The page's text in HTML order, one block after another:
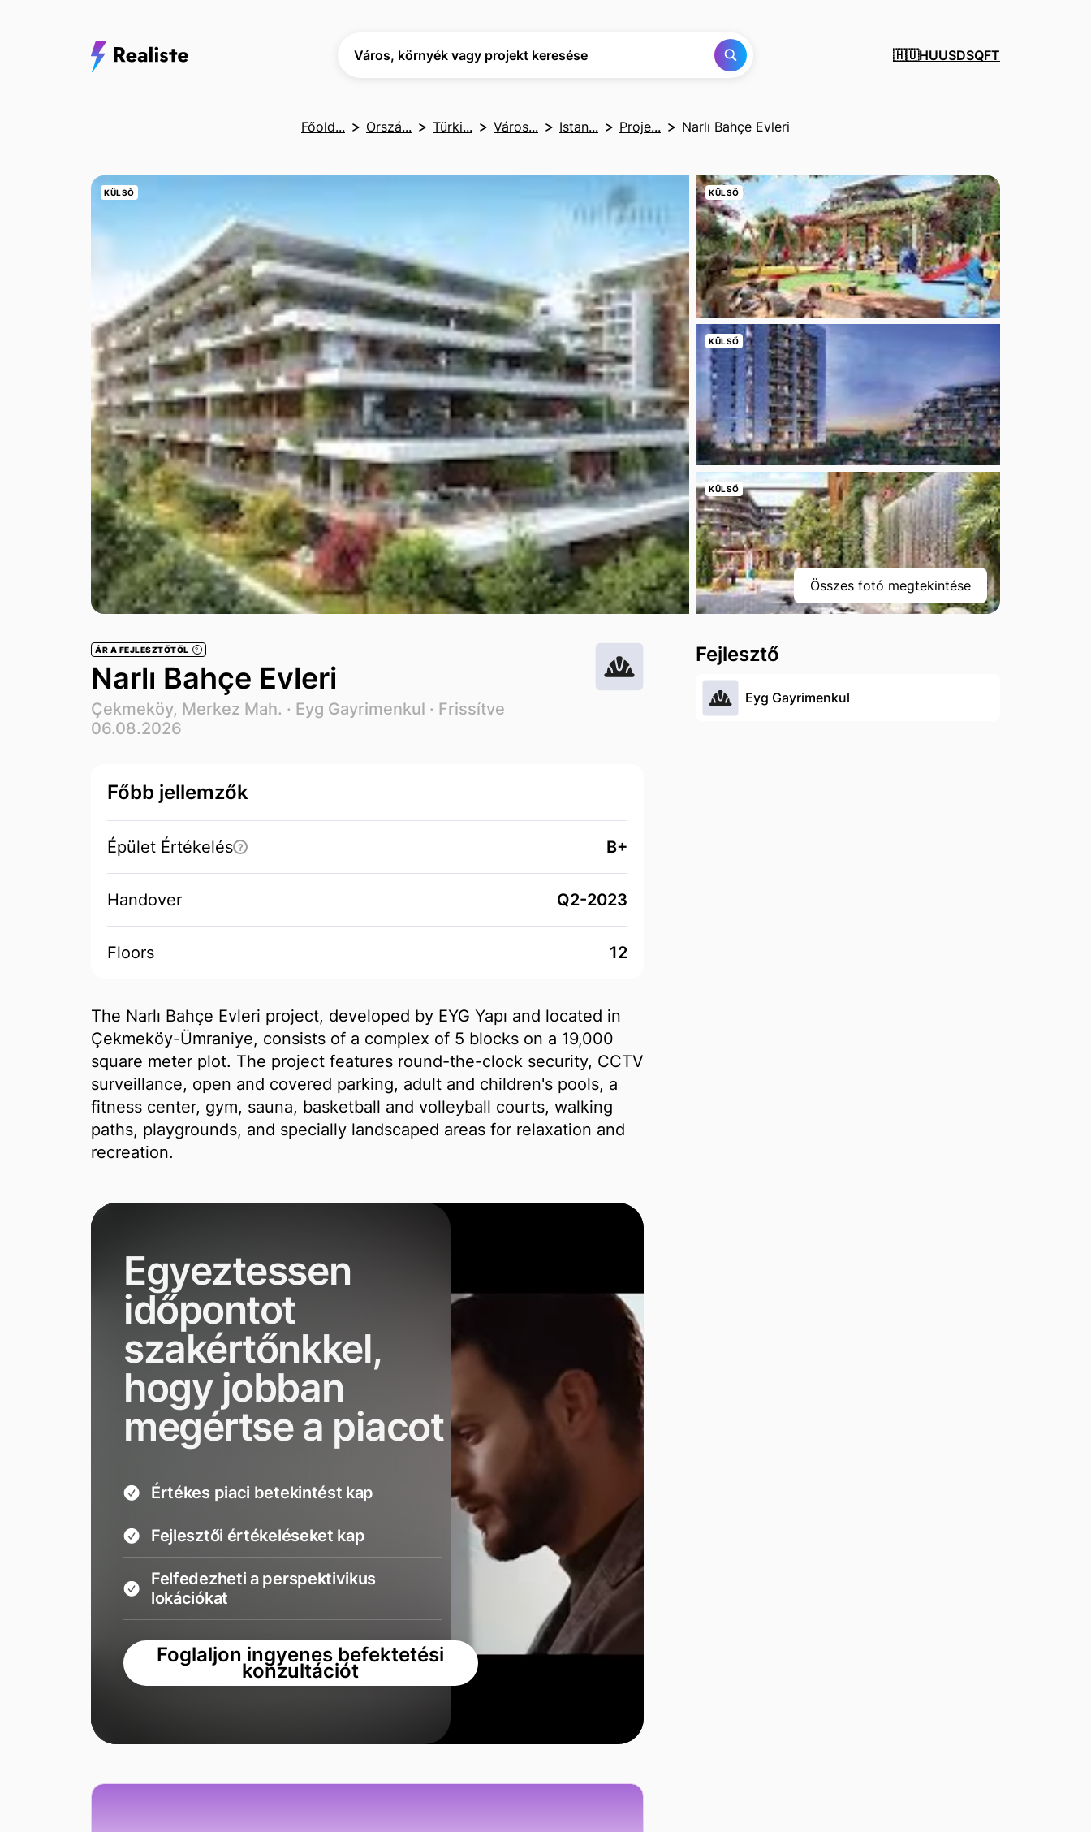
Város, környék vagy projekt keresése
🇭🇺HUUSDSQFT
Főold... Orszá... Türki... Város... Istan... Proje... Narlı Bahçe Evleri
KÜLSŐ KÜLSŐ
KÜLSŐ
KÜLSŐ
Összes fotó megtekintése
ÁR A FEJLESZTŐTŐL ?
Narlı Bahçe Evleri
Çekmeköy, Merkez Mah. · Eyg Gayrimenkul · Frissítve
06.08.2026
Főbb jellemzők
Épület Értékelés ? B+
Handover Q2-2023
Floors 12
The Narlı Bahçe Evleri project, developed by EYG Yapı and located in
Çekmeköy-Ümraniye, consists of a complex of 5 blocks on a 19,000
square meter plot. The project features round-the-clock security, CCTV
surveillance, open and covered parking, adult and children's pools, a
fitness center, gym, sauna, basketball and volleyball courts, walking
paths, playgrounds, and specially landscaped areas for relaxation and
recreation.
Egyeztessen
időpontot
szakértőnkkel,
hogy jobban
megértse a piacot
Értékes piaci betekintést kap
Fejlesztői értékeléseket kap
Felfedezheti a perspektivikus
lokációkat
Foglaljon ingyenes befektetési
konzultációt
Fejlesztő
Eyg Gayrimenkul